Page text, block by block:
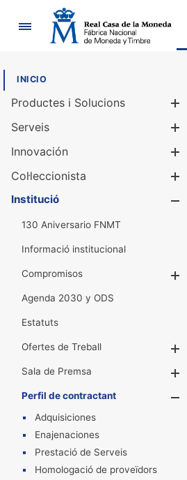
Navegació
INICIO
Productes i Solucions
Serveis
Innovación
Col·leccionista
Institució
130 Aniversario FNMT
Informació institucional
Compromisos
Agenda 2030 y ODS
Estatuts
Ofertes de Treball
Sala de Premsa
Perfil de contractant
Adquisiciones
Enajenaciones
Prestació de Serveis
Homologació de proveïdors